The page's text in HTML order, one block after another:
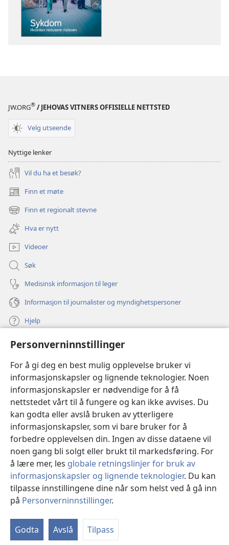
Personverninnstillinger
For å gi deg en best mulig opplevelse bruker vi
informasjonskapsler og lignende teknologier. Noen
informasjonskapsler er nødvendige for å få
nettstedet vårt til å fungere og kan ikke avvises. Du
kan godta eller avslå bruken av ytterligere
informasjonskapsler, som vi bare bruker for å
forbedre opplevelsen din. Ingen av disse dataene vil
noen gang bli solgt eller brukt til markedsføring. For
å lære mer, les globale retningslinjer for bruk av
informasjonskapsler og lignende teknologier. Du kan
tilpasse innstillingene dine når som helst ved å gå inn
på Personverninnstillinger.
Godta Avslå Tilpass
JW.ORG® / JEHOVAS VITNERS OFFISIELLE NETTSTED
Velg utseende
Nyttige lenker
Vil du ha et besøk?
Finn et møte
(åpner
nytt
vindu)
Finn et regionalt stevne
(åpner
nytt
vindu)
Hva er nytt
Videoer
Søk
Medisinsk informasjon til leger
Informasjon til journalister og myndighetspersoner
Hjelp
Bidrag
(åpner
nytt
vindu)Watchtower ONLINE LIBRARY™
(åpner
nytt
vindu) JW Hub
(åpner
nytt
vindu)JW Library ®
Watchtower Library
Copyright© 2026 Watch Tower Bible and Tract Society of Pennsylvania.
VILKÅR FOR BRUK| PERSONVERN